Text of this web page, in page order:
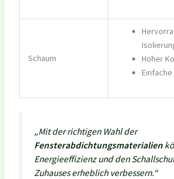
Schaum
Hoher
„Mit der richtigen Wahl der
Fensterabdichtungsmaterialien
Energieeffizienz und den
Zuhauses erheblich verbessern.“